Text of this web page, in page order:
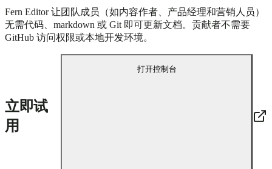
Fern Editor 让团队成员（如内容作者、产品经理和营销人员）
无需代码、markdown 或 Git 即可更新文档。贡献者不需要
GitHub 访问权限或本地开发环境。
立即试
用
打开控制台